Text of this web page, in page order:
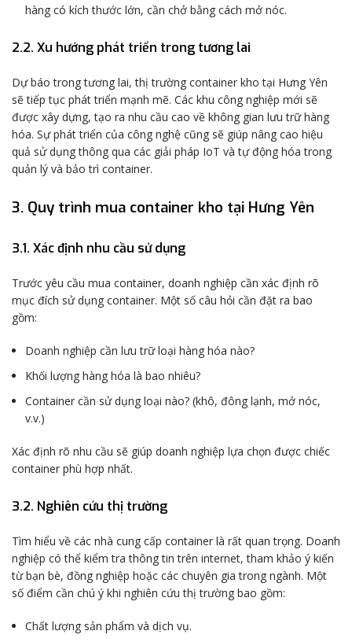
hàng có kích thước lớn, cần chở bằng cách mở nóc.
2.2. Xu hướng phát triển trong tương lai
Dự báo trong tương lai, thị trường container kho tại Hưng Yên
sẽ tiếp tục phát triển mạnh mẽ. Các khu công nghiệp mới sẽ
được xây dựng, tạo ra nhu cầu cao về không gian lưu trữ hàng
hóa. Sự phát triển của công nghệ cũng sẽ giúp nâng cao hiệu
quả sử dụng thông qua các giải pháp IoT và tự động hóa trong
quản lý và bảo trì container.
3. Quy trình mua container kho tại Hưng Yên
3.1. Xác định nhu cầu sử dụng
Trước yêu cầu mua container, doanh nghiệp cần xác định rõ
mục đích sử dụng container. Một số câu hỏi cần đặt ra bao
gồm:
Doanh nghiệp cần lưu trữ loại hàng hóa nào?
Khối lượng hàng hóa là bao nhiêu?
Container cần sử dụng loại nào? (khô, đông lạnh, mở nóc,
v.v.)
Xác định rõ nhu cầu sẽ giúp doanh nghiệp lựa chọn được chiếc
container phù hợp nhất.
3.2. Nghiên cứu thị trường
Tìm hiểu về các nhà cung cấp container là rất quan trọng. Doanh
nghiệp có thể kiểm tra thông tin trên internet, tham khảo ý kiến
từ bạn bè, đồng nghiệp hoặc các chuyên gia trong ngành. Một
số điểm cần chú ý khi nghiên cứu thị trường bao gồm:
Chất lượng sản phẩm và dịch vụ.